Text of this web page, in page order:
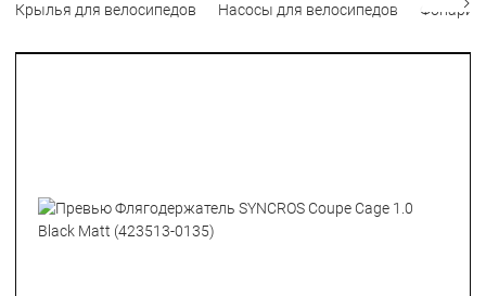
Крылья для велосипедов Насосы для велосипедов Фонари